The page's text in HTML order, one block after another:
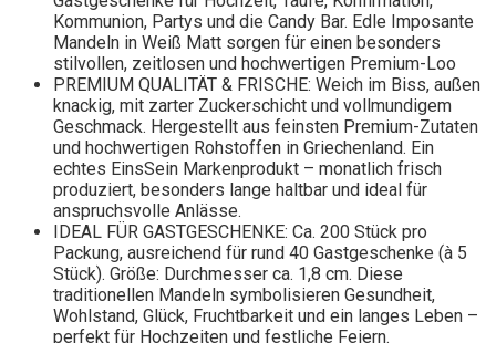
Kommunion, Partys und die Candy Bar. Edle Imposante
Mandeln in Weiß Matt sorgen für einen besonders
stilvollen, zeitlosen und hochwertigen Premium-Loo
PREMIUM QUALITÄT & FRISCHE: Weich im Biss, außen
knackig, mit zarter Zuckerschicht und vollmundigem
Geschmack. Hergestellt aus feinsten Premium-Zutaten
und hochwertigen Rohstoffen in Griechenland. Ein
echtes EinsSein Markenprodukt – monatlich frisch
produziert, besonders lange haltbar und ideal für
anspruchsvolle Anlässe.
IDEAL FÜR GASTGESCHENKE: Ca. 200 Stück pro
Packung, ausreichend für rund 40 Gastgeschenke (à 5
Stück). Größe: Durchmesser ca. 1,8 cm. Diese
traditionellen Mandeln symbolisieren Gesundheit,
Wohlstand, Glück, Fruchtbarkeit und ein langes Leben –
perfekt für Hochzeiten und festliche Feiern.